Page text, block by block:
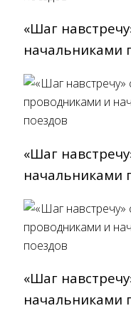
«Шаг
начальниками
«Шаг
начальниками
«Шаг
начальниками